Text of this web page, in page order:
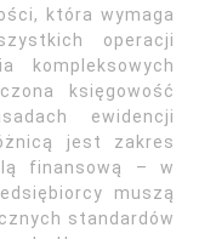
która wymaga
operacji
kompleksowych
księgowość
ewidencji
jest zakres
finansową – w
muszą
standardów